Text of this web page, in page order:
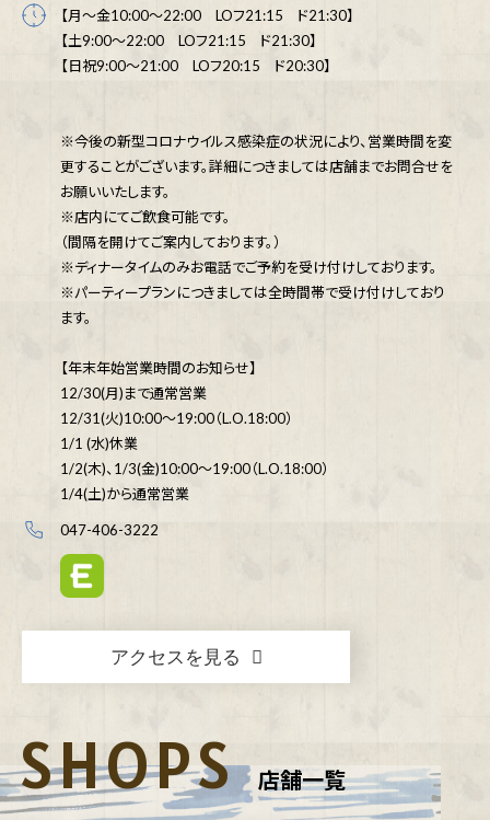
【月～金10:00～22:00 LOフ21:15 ド21:30】
【土9:00～22:00 LOフ21:15 ド21:30】
【日祝9:00～21:00 LOフ20:15 ド20:30】
※今後の新型コロナウイルス感染症の状況により、営業時間を変
更することがございます。詳細につきましては店舗までお問合せを
お願いいたします。
※店内にてご飲食可能です。
（間隔を開けてご案内しております。）
※ディナータイムのみお電話でご予約を受け付けしております。
※パーティープランにつきましては全時間帯で受け付けしており
ます。
【年末年始営業時間のお知らせ】
12/30(月)まで通常営業
12/31(火)10:00～19:00（L.O.18:00）
1/1 (水)休業
1/2(木)、1/3(金)10:00～19:00（L.O.18:00）
1/4(土)から通常営業
047-406-3222
アクセスを見る
SHOPS 店舗一覧